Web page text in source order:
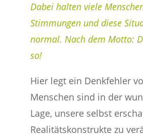
Dabei halten viele
Stimmungen und diese
normal. Nach dem Motto:
so!
Hier legt ein Denkfehler
Menschen sind in der
Lage, unsere selbst
Realitätskonstrukte zu